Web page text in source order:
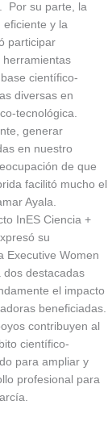
Por su parte, la
eficiente y la
participar
herramientas
científico-
diversas en
tecnológica.
generar
en nuestro
de que
facilitó mucho el
Ayala.
InES Ciencia +
su
Executive Women
dos destacadas
el impacto
beneficiadas.
contribuyen al
científico-
para ampliar y
profesional para